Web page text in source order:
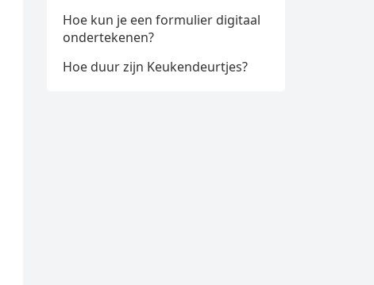
Hoe kun je een formulier digitaal
ondertekenen?
Hoe duur zijn Keukendeurtjes?